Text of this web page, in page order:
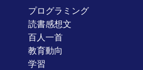
プログラミング
読書感想文
百人一首
教育動向
学習